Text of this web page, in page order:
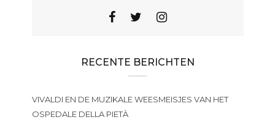
RECENTE BERICHTEN
VIVALDI EN DE MUZIKALE WEESMEISJES VAN HET
OSPEDALE DELLA PIETÀ